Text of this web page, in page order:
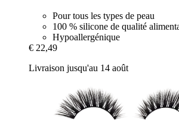
Pour tous les types de peau
100 % silicone de qualité
Hypoallergénique
€ 22,49
Livraison jusqu'au 14 août